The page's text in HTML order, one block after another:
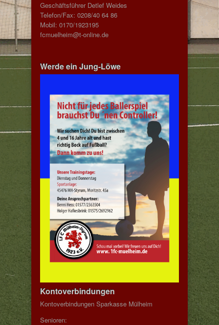
Geschäftsführer Detlef Weides
Telefon/Fax: 0208/40 64 86
Mobil: 0170/1923195
fcmuelheim@t-online.de
Werde ein Jung-Löwe
Kontoverbindungen
Kontoverbindungen Sparkasse Mülheim
Senioren: